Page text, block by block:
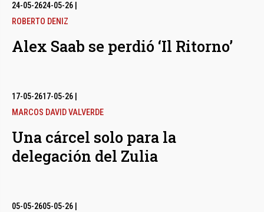
24-05-2624-05-26
ROBERTO DENIZ
Alex Saab se perdió ‘Il Ritorno’
17-05-2617-05-26
MARCOS DAVID VALVERDE
Una cárcel solo para la
delegación del Zulia
05-05-2605-05-26